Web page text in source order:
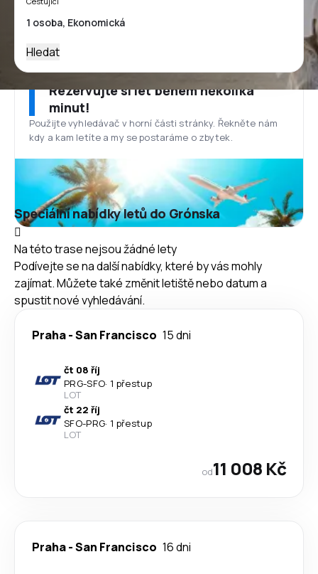
Hledat
Rezervujte si let během několika
minut!
Použijte vyhledávač v horní části stránky. Řekněte nám
kdy a kam letíte a my se postaráme o zbytek.
Speciální nabídky letů do Grónska
Na této trase nejsou žádné lety
Podívejte se na další nabídky, které by vás mohly
zajímat. Můžete také změnit letiště nebo datum a
spustit nové vyhledávání.
Praha-San Francisco 15 dni
čt 08 říj
PRG-SFO· 1 přestup
LOT
čt 22 říj
SFO-PRG· 1 přestup
LOT
od11 008 Kč
Praha-San Francisco 16 dni